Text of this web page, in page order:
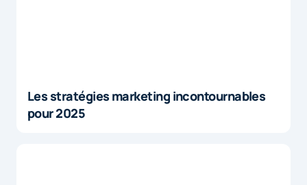
Les stratégies marketing incontournables
pour 2025